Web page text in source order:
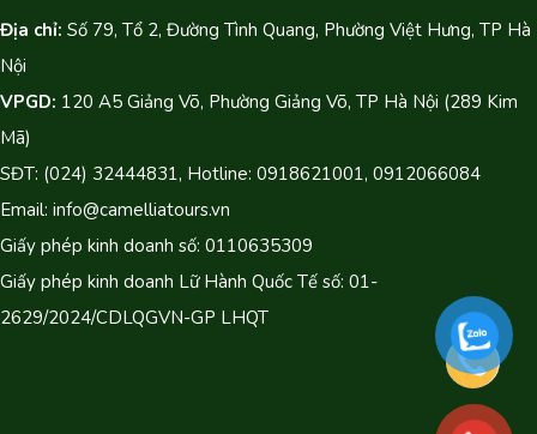
Địa chỉ: Số 79, Tổ 2, Đường Tình Quang, Phường Việt Hưng, TP Hà
Nội
VPGD: 120 A5 Giảng Võ, Phường Giảng Võ, TP Hà Nội (289 Kim
Mã)
SĐT: (024) 32444831, Hotline: 0918621001, 0912066084
Email: info@camelliatours.vn
Giấy phép kinh doanh số: 0110635309
Giấy phép kinh doanh Lữ Hành Quốc Tế số: 01-
2629/2024/CDLQGVN-GP LHQT